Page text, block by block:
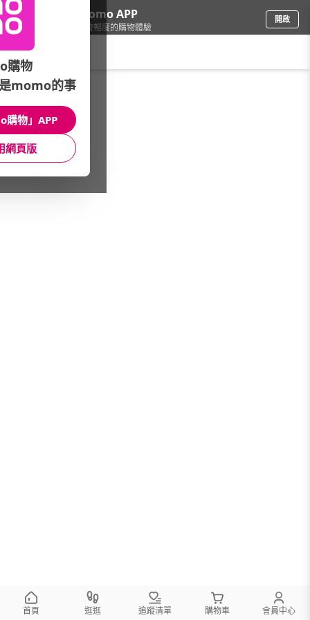
下載momo APP
給你3倍流暢度的購物體驗
開啟
車/自行車
自行車(款式)
自行車零/組件
館長推薦
首頁 逛逛 追蹤清單 購物車 會員中心
購物
momo的事
購物」APP
網頁版